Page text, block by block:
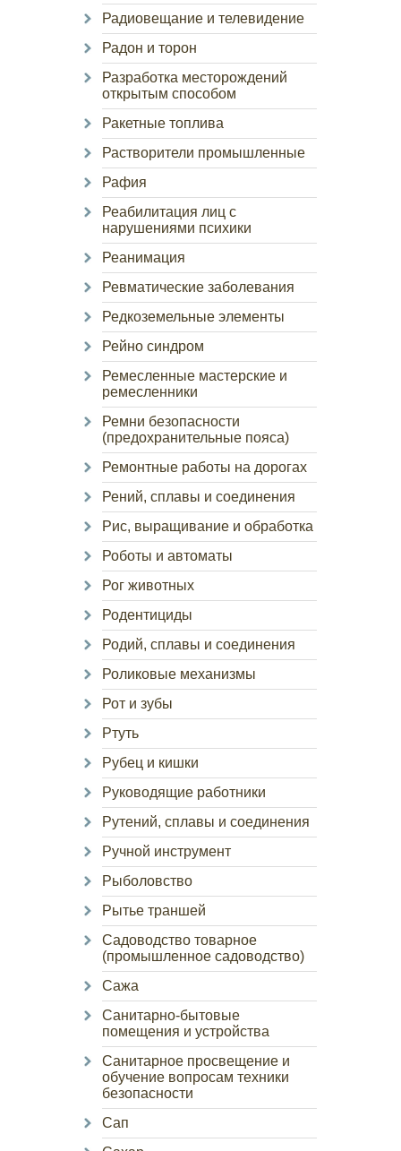
Радиовещание и телевидение
Радон и торон
Разработка месторождений
открытым способом
Ракетные топлива
Растворители промышленные
Рафия
Реабилитация лиц с
нарушениями психики
Реанимация
Ревматические заболевания
Редкоземельные элементы
Рейно синдром
Ремесленные мастерские и
ремесленники
Ремни безопасности
(предохранительные пояса)
Ремонтные работы на дорогах
Рений, сплавы и соединения
Рис, выращивание и обработка
Роботы и автоматы
Рог животных
Родентициды
Родий, сплавы и соединения
Роликовые механизмы
Рот и зубы
Ртуть
Рубец и кишки
Руководящие работники
Рутений, сплавы и соединения
Ручной инструмент
Рыболовство
Рытье траншей
Садоводство товарное
(промышленное садоводство)
Сажа
Санитарно-бытовые
помещения и устройства
Санитарное просвещение и
обучение вопросам техники
безопасности
Сап